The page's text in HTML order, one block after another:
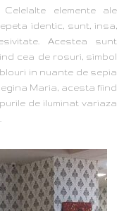
elemente ale
identic, sunt, insa,
Acestea sunt
cea de rosuri, simbol
in nuante de sepia
Maria, acesta fiind
de iluminat variaza